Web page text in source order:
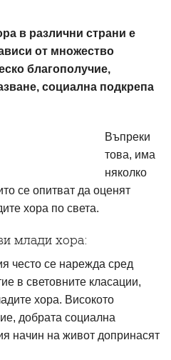
в различни страни е
от множество
благополучие,
социална подкрепа
Въпреки
това, има
няколко
се опитват да оценят
хора по света.
млади хора:
често се нарежда сред
в световните класации,
хора. Високото
добрата социална
начин на живот допринасят